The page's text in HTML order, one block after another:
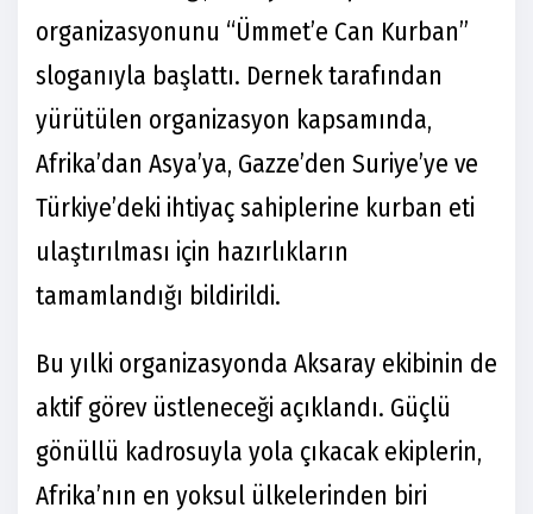
organizasyonunu “Ümmet’e Can Kurban”
sloganıyla başlattı. Dernek tarafından
yürütülen organizasyon kapsamında,
Afrika’dan Asya’ya, Gazze’den Suriye’ye ve
Türkiye’deki ihtiyaç sahiplerine kurban eti
ulaştırılması için hazırlıkların
tamamlandığı bildirildi.
Bu yılki organizasyonda Aksaray ekibinin de
aktif görev üstleneceği açıklandı. Güçlü
gönüllü kadrosuyla yola çıkacak ekiplerin,
Afrika’nın en yoksul ülkelerinden biri